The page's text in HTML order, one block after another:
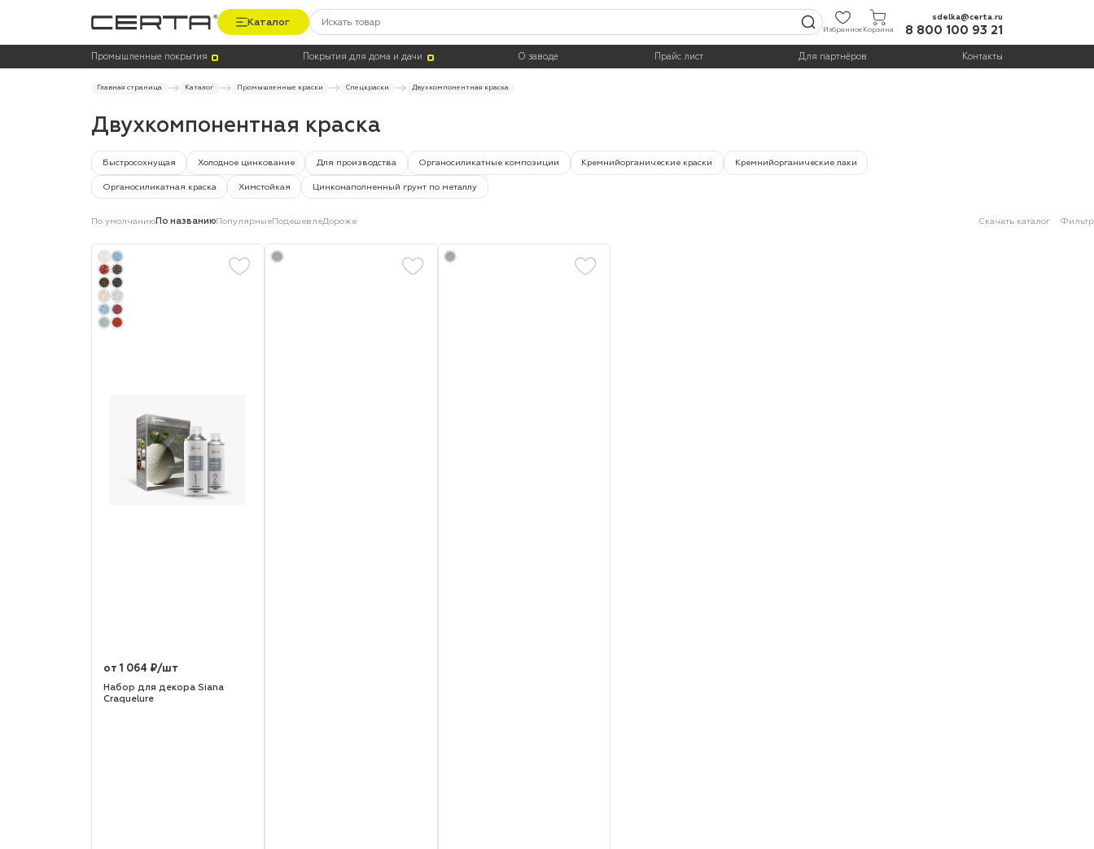
Каталог
ИзбранноеКорзина
sdelka@certa.ru
8 800 100 93 21
Промышленные покрытия Покрытия для дома и дачи О заводе Прайс лист Для партнёров Контакты
Главная страница Каталог Промышленные краски Спецкраски Двухкомпонентная краска
Двухкомпонентная краска
Быстросохнущая Холодное цинкование Для производства Органосиликатные композиции Кремнийорганические краски Кремнийорганические лаки
Органосиликатная краска Химстойкая Цинконаполненный грунт по металлу
Цвет Тара
По умолчаниюПо названиюПопулярныеПодешевлеДороже Скачать каталог Фильтр
от 1 064 ₽/шт
Набор для декора Siana
Craquelure